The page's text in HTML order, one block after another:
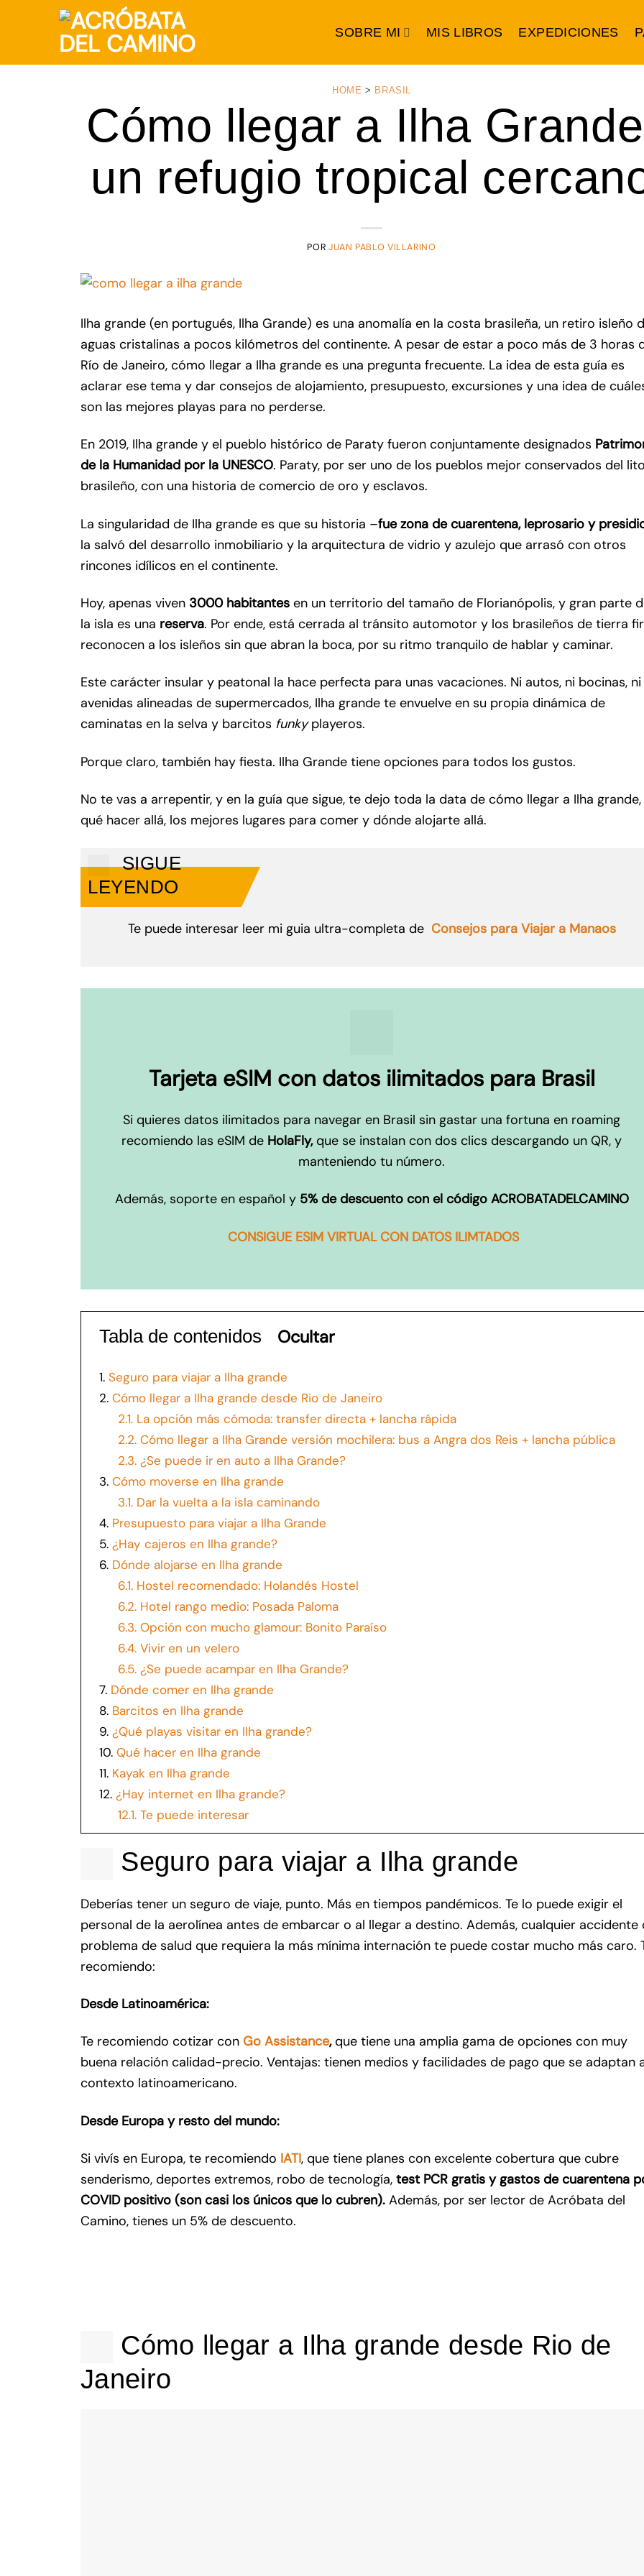
SOBRE MI MIS LIBROS EXPEDICIONES
HOME > BRASIL
Cómo llegar a Ilha
un refugio tropical
POR JUAN PABLO VILLARINO
Ilha grande (en portugués, Ilha Grande) es una anomalía en la costa brasileña, un retiro isleño
aguas cristalinas a pocos kilómetros del continente. A pesar de estar a poco más de 3 horas
Río de Janeiro, cómo llegar a Ilha grande es una pregunta frecuente. La idea de esta guía es
aclarar ese tema y dar consejos de alojamiento, presupuesto, excursiones y una idea de
son las mejores playas para no perderse.
En 2019, Ilha grande y el pueblo histórico de Paraty fueron conjuntamente designados
de la Humanidad por la UNESCO. Paraty, por ser uno de los pueblos mejor conservados del
brasileño, con una historia de comercio de oro y esclavos.
La singularidad de Ilha grande es que su historia –fue zona de cuarentena, leprosario y
la salvó del desarrollo inmobiliario y la arquitectura de vidrio y azulejo que arrasó con otros
rincones idílicos en el continente.
Hoy, apenas viven 3000 habitantes en un territorio del tamaño de Florianópolis, y gran parte
la isla es una reserva. Por ende, está cerrada al tránsito automotor y los brasileños de tierra
reconocen a los isleños sin que abran la boca, por su ritmo tranquilo de hablar y caminar.
Este carácter insular y peatonal la hace perfecta para unas vacaciones. Ni autos, ni bocinas, ni
avenidas alineadas de supermercados, Ilha grande te envuelve en su propia dinámica de
caminatas en la selva y barcitos funkyplayeros.
Porque claro, también hay fiesta. Ilha Grande tiene opciones para todos los gustos.
No te vas a arrepentir, y en la guía que sigue, te dejo toda la data de cómo llegar a Ilha grande,
qué hacer allá, los mejores lugares para comer y dónde alojarte allá.
SIGUE
LEYENDO
Te puede interesar leer mi guia ultra-completa de Consejos para Viajar a Manaos
Tarjeta eSIM con datos ilimitados para Brasil
Si quieres datos ilimitados para navegar en Brasil sin gastar una fortuna en roaming
recomiendo las eSIM de HolaFly, que se instalan con dos clics descargando un QR, y
manteniendo tu número.
Además, soporte en español y 5% de descuento con el código ACROBATADELCAMINO
CONSIGUE ESIM VIRTUAL CON DATOS ILIMTADOS
Tabla de contenidos Ocultar
1. Seguro para viajar a Ilha grande
2. Cómo llegar a Ilha grande desde Rio de Janeiro
2.1.La opción más cómoda: transfer directa + lancha rápida
2.2.Cómo llegar a Ilha Grande versión mochilera: bus a Angra dos Reis + lancha pública
2.3.¿Se puede ir en auto a Ilha Grande?
3. Cómo moverse en Ilha grande
3.1.Dar la vuelta a la isla caminando
4. Presupuesto para viajar a Ilha Grande
5. ¿Hay cajeros en Ilha grande?
6. Dónde alojarse en Ilha grande
6.1.Hostel recomendado: Holandés Hostel
6.2.Hotel rango medio: Posada Paloma
6.3.Opción con mucho glamour: Bonito Paraíso
6.4.Vivir en un velero
6.5.¿Se puede acampar en Ilha Grande?
7. Dónde comer en Ilha grande
8. Barcitos en Ilha grande
9. ¿Qué playas visitar en Ilha grande?
10. Qué hacer en Ilha grande
11. Kayak en Ilha grande
12. ¿Hay internet en Ilha grande?
12.1.Te puede interesar
Seguro para viajar a Ilha grande
Deberías tener un seguro de viaje, punto. Más en tiempos pandémicos. Te lo puede exigir el
personal de la aerolínea antes de embarcar o al llegar a destino. Además, cualquier accidente
problema de salud que requiera la más mínima internación te puede costar mucho más caro.
recomiendo:
Desde Latinoamérica:
Te recomiendo cotizar con Go Assistance,que tiene una amplia gama de opciones con muy
buena relación calidad-precio. Ventajas: tienen medios y facilidades de pago que se adaptan
contexto latinoamericano.
Desde Europa y resto del mundo:
Si vivís en Europa, te recomiendo IATI, que tiene planes con excelente cobertura que cubre
senderismo, deportes extremos, robo de tecnología, test PCR gratis y gastos de cuarentena
COVID positivo (son casi los únicos que lo cubren). Además, por ser lector de Acróbata del
Camino, tienes un 5% de descuento.
Cómo llegar a Ilha grande desde Rio de
Janeiro